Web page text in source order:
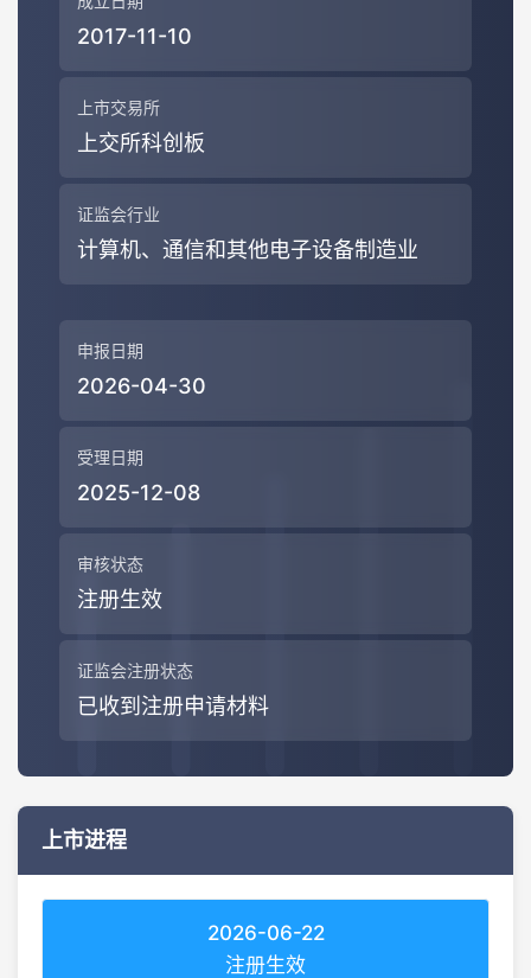
2017-11-10
上市交易所
上交所科创板
证监会行业
计算机、通信和其他电子设备制造业
申报日期
2026-04-30
受理日期
2025-12-08
审核状态
注册生效
证监会注册状态
已收到注册申请材料
上市进程
2026-06-22
注册生效